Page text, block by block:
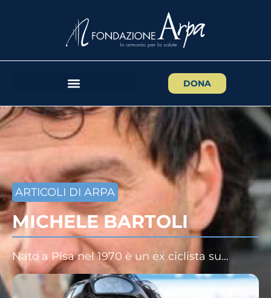
DONA
ARTICOLI DI ARPA
MICHELE BARTOLI
Nato a Pisa nel 1970 è un ex ciclista su…